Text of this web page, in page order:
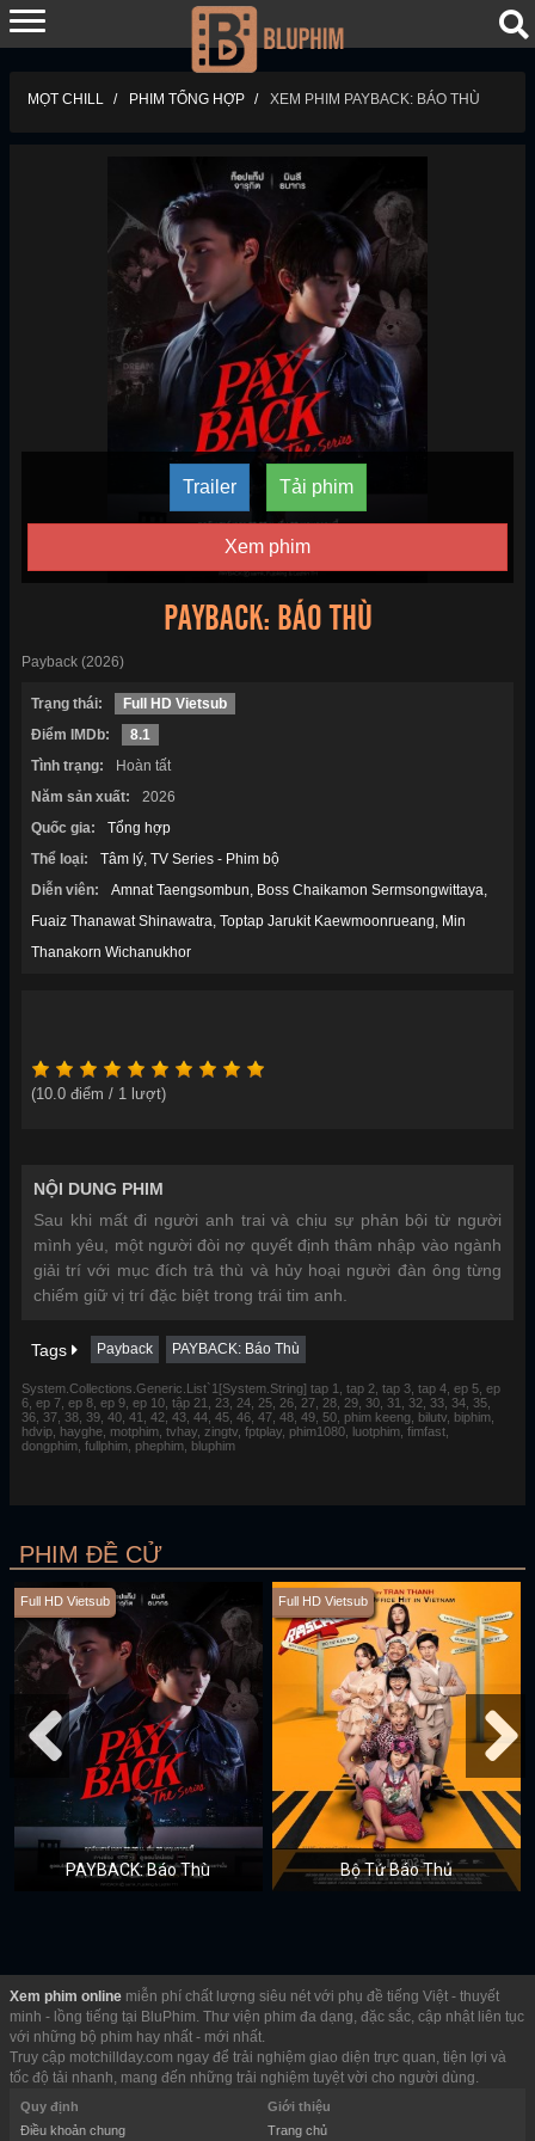
MỌT CHILL PHIM TỔNG HỢP XEM PHIM PAYBACK: BÁO THÙ
Trailer Tải phim
Xem phim
PAYBACK: BÁO THÙ
Payback (2026)
Trạng thái:
Full HD Vietsub
Điểm IMDb:
8.1
Tình trạng:
Hoàn tất
Năm sản xuất:
2026
Quốc gia:
Tổng hợp
Thể loại:
Tâm lý TV Series - Phim bộ
Diễn viên:
Amnat Taengsombun
Boss Chaikamon Sermsongwittaya
Fuaiz Thanawat Shinawatra Toptap Jarukit Kaewmoonrueang
Min
Thanakorn Wichanukhor
(10.0 điểm / 1 lượt)
NỘI DUNG PHIM
Sau khi mất đi người anh trai và chịu sự phản bội từ người
mình yêu, một người đòi nợ quyết định thâm nhập vào ngành
giải trí với mục đích trả thù và hủy hoại người đàn ông từng
chiếm giữ vị trí đặc biệt trong trái tim anh.
Tags Payback PAYBACK: Báo Thù
System.Collections.Generic.List`1[System.String] tap 1, tap 2, tap 3, tap 4, ep 5, ep
6, ep 7, ep 8, ep 9, ep 10, tập 21, 23, 24, 25, 26, 27, 28, 29, 30, 31, 32, 33, 34, 35,
36, 37, 38, 39, 40, 41, 42, 43, 44, 45, 46, 47, 48, 49, 50, phim keeng, bilutv, biphim,
hdvip, hayghe, motphim, tvhay, zingtv, fptplay, phim1080, luotphim, fimfast,
dongphim, fullphim, phephim, bluphim
PHIM ĐỀ CỬ
Full HD Vietsub
PAYBACK: Báo Thù
Full HD Vietsub
Bộ Tứ Báo Thủ
Xem phim online miễn phí chất lượng siêu nét với phụ đề tiếng Việt - thuyết
minh - lồng tiếng tại BluPhim. Thư viện phim đa dạng, đặc sắc, cập nhật liên tục
với những bộ phim hay nhất - mới nhất.
Truy cập motchillday.com ngay để trải nghiệm giao diện trực quan, tiện lợi và
tốc độ tải nhanh, mang đến những trải nghiệm tuyệt vời cho người dùng.
Quy định
Điều khoản chung
Giới thiệu
Trang chủ